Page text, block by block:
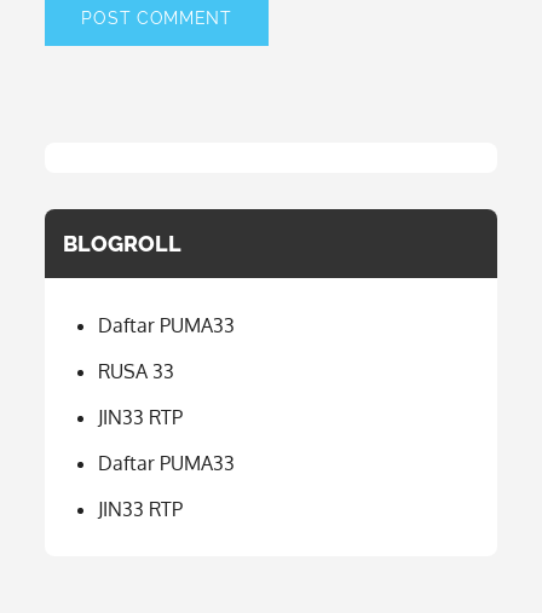
BLOGROLL
Daftar PUMA33
RUSA 33
JIN33 RTP
Daftar PUMA33
JIN33 RTP